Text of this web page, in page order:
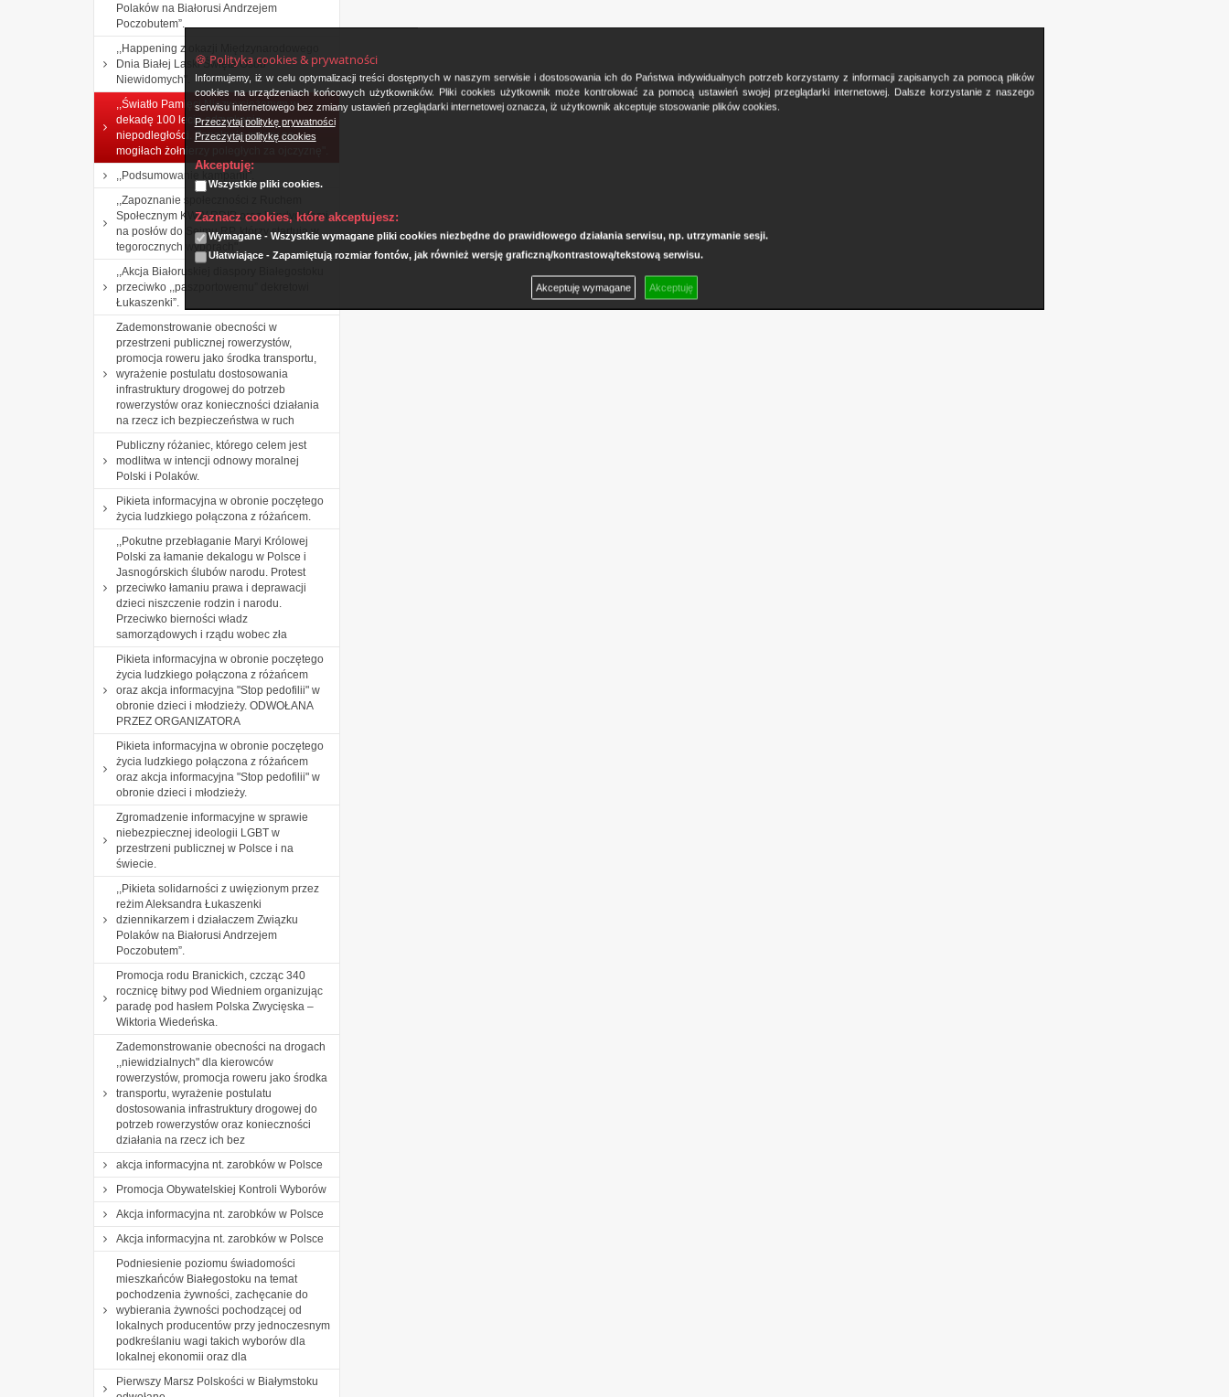
🍪 Polityka cookies & prywatności
Informujemy, iż w celu optymalizacji treści dostępnych w naszym serwisie i dostosowania ich do Państwa indywidualnych potrzeb korzystamy z informacji zapisanych za pomocą plików
cookies na urządzeniach końcowych użytkowników. Pliki cookies użytkownik może kontrolować za pomocą ustawień swojej przeglądarki internetowej. Dalsze korzystanie z naszego
serwisu internetowego bez zmiany ustawień przeglądarki internetowej oznacza, iż użytkownik akceptuje stosowanie plików cookies.
Przeczytaj politykę prywatności
Przeczytaj politykę cookies
Akceptuję:
Wszystkie pliki cookies.
Zaznacz cookies, które akceptujesz:
Wymagane - Wszystkie wymagane pliki cookies niezbędne do prawidłowego działania serwisu, np. utrzymanie sesji.
Ułatwiające - Zapamiętują rozmiar fontów, jak również wersję graficzną/kontrastową/tekstową serwisu.
Akceptuję wymagane Akceptuję
Polaków na Białorusi Andrzejem
Poczobutem”.
,,Happening z okazji Międzynarodowego
Dnia Białej Laski Święta Osób
Niewidomych".
,,Światło Pamięci Niezwyciężonym w
dekadę 100 lecia odzyskania
niepodległości. Zapalenie zniczy na
mogiłach żołnierzy poległych za ojczyznę".
,,Podsumowanie kampanii".
,,Zapoznanie społeczności z Ruchem
Społecznym KWW RDIP oraz kandydatami
na posłów do Sejmu RP, którzy startują w
tegorocznych wyborach".
,,Akcja Białoruskiej diaspory Białegostoku
przeciwko ,,paszportowemu” dekretowi
Łukaszenki”.
Zademonstrowanie obecności w
przestrzeni publicznej rowerzystów,
promocja roweru jako środka transportu,
wyrażenie postulatu dostosowania
infrastruktury drogowej do potrzeb
rowerzystów oraz konieczności działania
na rzecz ich bezpieczeństwa w ruch
Publiczny różaniec, którego celem jest
modlitwa w intencji odnowy moralnej
Polski i Polaków.
Pikieta informacyjna w obronie poczętego
życia ludzkiego połączona z różańcem.
,,Pokutne przebłaganie Maryi Królowej
Polski za łamanie dekalogu w Polsce i
Jasnogórskich ślubów narodu. Protest
przeciwko łamaniu prawa i deprawacji
dzieci niszczenie rodzin i narodu.
Przeciwko bierności władz
samorządowych i rządu wobec zła
Pikieta informacyjna w obronie poczętego
życia ludzkiego połączona z różańcem
oraz akcja informacyjna "Stop pedofilii" w
obronie dzieci i młodzieży. ODWOŁANA
PRZEZ ORGANIZATORA
Pikieta informacyjna w obronie poczętego
życia ludzkiego połączona z różańcem
oraz akcja informacyjna "Stop pedofilii" w
obronie dzieci i młodzieży.
Zgromadzenie informacyjne w sprawie
niebezpiecznej ideologii LGBT w
przestrzeni publicznej w Polsce i na
świecie.
,,Pikieta solidarności z uwięzionym przez
reżim Aleksandra Łukaszenki
dziennikarzem i działaczem Związku
Polaków na Białorusi Andrzejem
Poczobutem”.
Promocja rodu Branickich, czcząc 340
rocznicę bitwy pod Wiedniem organizując
paradę pod hasłem Polska Zwycięska –
Wiktoria Wiedeńska.
Zademonstrowanie obecności na drogach
,,niewidzialnych" dla kierowców
rowerzystów, promocja roweru jako środka
transportu, wyrażenie postulatu
dostosowania infrastruktury drogowej do
potrzeb rowerzystów oraz konieczności
działania na rzecz ich bez
akcja informacyjna nt. zarobków w Polsce
Promocja Obywatelskiej Kontroli Wyborów
Akcja informacyjna nt. zarobków w Polsce
Akcja informacyjna nt. zarobków w Polsce
Podniesienie poziomu świadomości
mieszkańców Białegostoku na temat
pochodzenia żywności, zachęcanie do
wybierania żywności pochodzącej od
lokalnych producentów przy jednoczesnym
podkreślaniu wagi takich wyborów dla
lokalnej ekonomii oraz dla
Pierwszy Marsz Polskości w Białymstoku